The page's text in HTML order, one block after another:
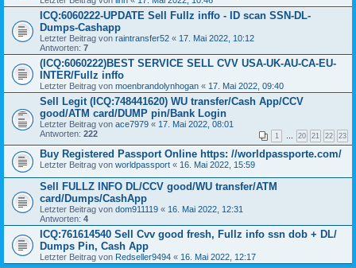
ICQ:6060222-UPDATE Sell Fullz inffo - ID scan SSN-DL-
Dumps-Cashapp
Letzter Beitrag von raintransfer52 « 17. Mai 2022, 10:12
Antworten: 7
(ICQ:6060222)BEST SERVICE SELL CVV USA-UK-AU-CA-EU-
INTER/Fullz inffo
Letzter Beitrag von moenbrandolynhogan « 17. Mai 2022, 09:40
Sell Legit (ICQ:748441620) WU transfer/Cash App/CCV
good/ATM card/DUMP pin/Bank Login
Letzter Beitrag von ace7979 « 17. Mai 2022, 08:01
Antworten: 222 1 … 20 21 22 23
Buy Registered Passport Online https: //worldpassporte.com/
Letzter Beitrag von worldpassport « 16. Mai 2022, 15:59
Sell FULLZ INFO DL/CCV good/WU transfer/ATM
card/Dumps/CashApp
Letzter Beitrag von dom911119 « 16. Mai 2022, 12:31
Antworten: 4
ICQ:761614540 Sell Cvv good fresh, Fullz info ssn dob + DL/
Dumps Pin, Cash App
Letzter Beitrag von Redseller9494 « 16. Mai 2022, 12:17